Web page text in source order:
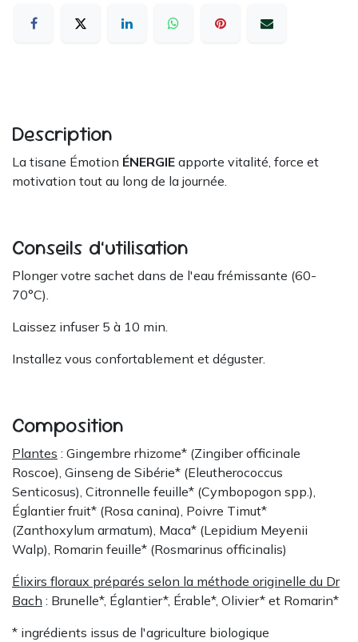
Description
La tisane Émotion ÉNERGIE apporte vitalité, force et
motivation tout au long de la journée.
Conseils d’utilisation
Plonger votre sachet dans de l'eau frémissante (60-
70°C).
Laissez infuser 5 à 10 min.
Installez vous confortablement et déguster.
Composition
Plantes : Gingembre rhizome* (Zingiber officinale
Roscoe), Ginseng de Sibérie* (Eleutherococcus
Senticosus), Citronnelle feuille* (Cymbopogon spp.),
Églantier fruit* (Rosa canina), Poivre Timut*
(Zanthoxylum armatum), Maca* (Lepidium Meyenii
Walp), Romarin feuille* (Rosmarinus officinalis)
Élixirs floraux préparés selon la méthode originelle du Dr
Bach : Brunelle*, Églantier*, Érable*, Olivier* et Romarin*
* ingrédients issus de l'agriculture biologique